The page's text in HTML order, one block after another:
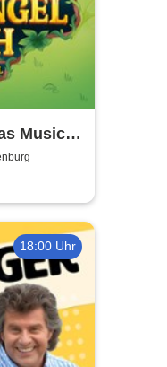
Musical
18:00 Uhr